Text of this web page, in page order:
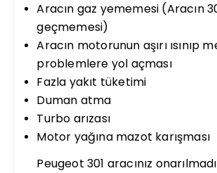
Aracın gaz yememesi (Aracın
geçmemesi)
Aracın motorunun aşırı ısınıp
problemlere yol açması
Fazla yakıt tüketimi
Duman atma
Turbo arızası
Motor yağına mazot karışması
Peugeot 301 aracınız